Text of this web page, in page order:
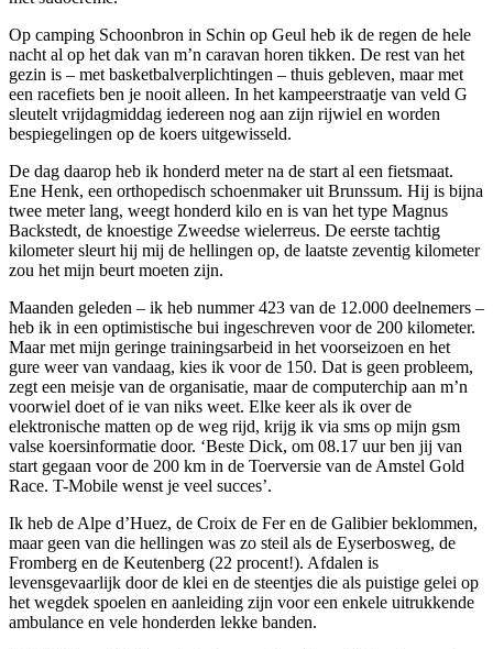
Op camping Schoonbron in Schin op Geul heb ik de regen de hele
nacht al op het dak van m’n caravan horen tikken. De rest van het
gezin is – met basketbalverplichtingen – thuis gebleven, maar met
een racefiets ben je nooit alleen. In het kampeerstraatje van veld G
sleutelt vrijdagmiddag iedereen nog aan zijn rijwiel en worden
bespiegelingen op de koers uitgewisseld.
De dag daarop heb ik honderd meter na de start al een fietsmaat.
Ene Henk, een orthopedisch schoenmaker uit Brunssum. Hij is bijna
twee meter lang, weegt honderd kilo en is van het type Magnus
Backstedt, de knoestige Zweedse wielerreus. De eerste tachtig
kilometer sleurt hij mij de hellingen op, de laatste zeventig kilometer
zou het mijn beurt moeten zijn.
Maanden geleden – ik heb nummer 423 van de 12.000 deelnemers –
heb ik in een optimistische bui ingeschreven voor de 200 kilometer.
Maar met mijn geringe trainingsarbeid in het voorseizoen en het
gure weer van vandaag, kies ik voor de 150. Dat is geen probleem,
zegt een meisje van de organisatie, maar de computerchip aan m’n
voorwiel doet of ie van niks weet. Elke keer als ik over de
elektronische matten op de weg rijd, krijg ik via sms op mijn gsm
valse koersinformatie door. ‘Beste Dick, om 08.17 uur ben jij van
start gegaan voor de 200 km in de Toerversie van de Amstel Gold
Race. T-Mobile wenst je veel succes’.
Ik heb de Alpe d’Huez, de Croix de Fer en de Galibier beklommen,
maar geen van die hellingen was zo steil als de Eyserbosweg, de
Fromberg en de Keutenberg (22 procent!). Afdalen is
levensgevaarlijk door de klei en de steentjes die als puistige gelei op
het wegdek spoelen en aanleiding zijn voor een enkele uitrukkende
ambulance en vele honderden lekke banden.